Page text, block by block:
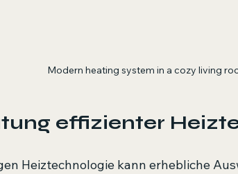
Modern heating system in a cozy living
effizienter
Heiztechnologie kann erhebliche